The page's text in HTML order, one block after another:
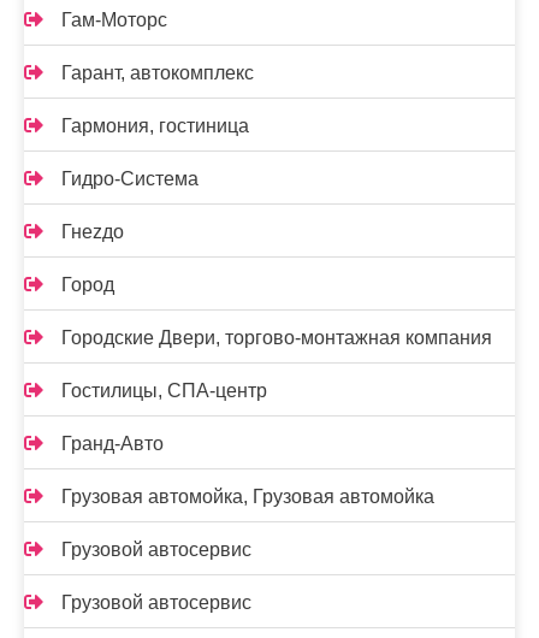
Гам-Моторс
Гарант, автокомплекс
Гармония, гостиница
Гидро-Система
Гнеzдо
Город
Городские Двери, торгово-монтажная компания
Гостилицы, СПА-центр
Гранд-Авто
Грузовая автомойка, Грузовая автомойка
Грузовой автосервис
Грузовой автосервис